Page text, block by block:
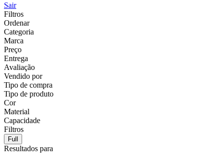
Sair
Filtros
Ordenar
Categoria
Marca
Preço
Entrega
Avaliação
Vendido por
Tipo de compra
Tipo de produto
Cor
Material
Capacidade
Filtros
Full
Resultados para